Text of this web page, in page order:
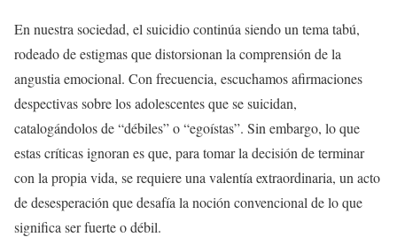
En nuestra sociedad, el suicidio continúa siendo un tema tabú,
rodeado de estigmas que distorsionan la comprensión de la
angustia emocional. Con frecuencia, escuchamos afirmaciones
despectivas sobre los adolescentes que se suicidan,
catalogándolos de “débiles” o “egoístas”. Sin embargo, lo que
estas críticas ignoran es que, para tomar la decisión de terminar
con la propia vida, se requiere una valentía extraordinaria, un acto
de desesperación que desafía la noción convencional de lo que
significa ser fuerte o débil.